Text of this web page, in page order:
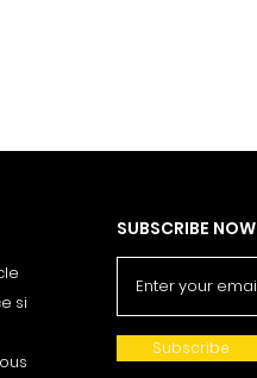
si
SUBSCRIBE NOW
Subscribe